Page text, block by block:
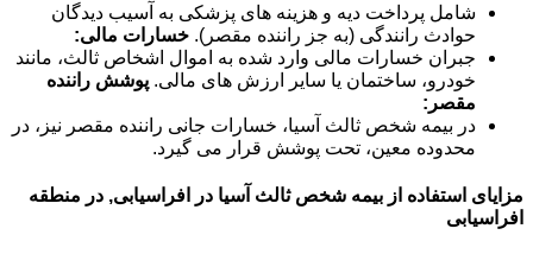
شامل پرداخت دیه و هزینه های پزشکی به آسیب دیدگان
حوادث رانندگی (به جز راننده مقصر). خسارات مالی:
جبران خسارات مالی وارد شده به اموال اشخاص ثالث، مانند
خودرو، ساختمان یا سایر ارزش های مالی. پوشش راننده
مقصر:
در بیمه شخص ثالث آسیا، خسارات جانی راننده مقصر نیز، در
محدوده معین، تحت پوشش قرار می گیرد.
مزایای استفاده از بیمه شخص ثالث آسیا در افراسیابی, در منطقه
افراسیابی